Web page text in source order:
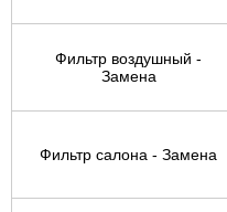
Фильтр воздушный -
Замена
Фильтр салона - Замена